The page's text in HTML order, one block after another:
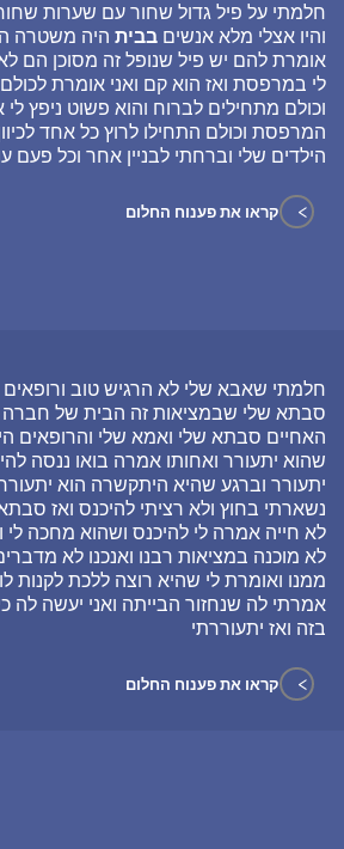
חלמתי על פיל גדול שחור עם שערות
והיו אצלי מלא אנשים בבית היה משטרה
אומרת להם יש פיל שנופל זה מסוכן הם
לי במרפסת ואז הוא קם ואני אומרת
וכולם מתחילים לברוח והוא פשוט ניפץ
המרפסת וכולם התחילו לרוץ כל אחד
הילדים שלי וברחתי לבניין אחר וכל
> קראו את פענוח החלום
חלמתי שאבא שלי לא הרגיש טוב ורופאים
סבתא שלי שבמציאות זה הבית של
האחיים סבתא שלי ואמא שלי והרופאים
שהוא יתעורר ואחותו אמרה בואו ננסה
יתעורר וברגע שהיא היתקשרה הוא יתעורר
נשארתי בחוץ ולא רציתי להיכנס ואז
לא חייה אמרה לי להיכנס ושהוא מחכה לי
לא מוכנה במציאות רבנו ואנכנו לא
ממנו ואומרת לי שהיא רוצה ללכת לקנות לו
אמרתי לה שנחזור הבייתה ואני יעשה לה
בזה ואז יתעוררתי
> קראו את פענוח החלום